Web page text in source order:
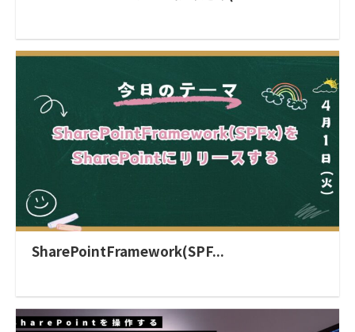
SharePointFramework(SPF...